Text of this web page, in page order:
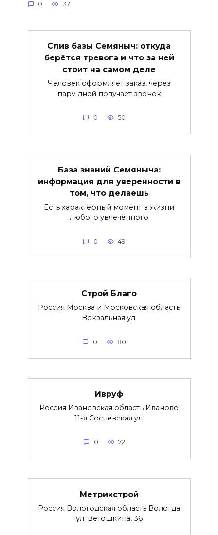
0 37
Слив базы Семяныч: откуда
берётся тревога и что за ней
стоит на самом деле
Человек оформляет заказ, через
пару дней получает звонок
0 50
База знаний Семяныча:
информация для уверенности в
том, что делаешь
Есть характерный момент в жизни
любого увлечённого
0 49
Строй Благо
Россия Москва и Московская область
Вокзальная ул.
0 80
Ивруф
Россия Ивановская область Иваново
11-я Сосневская ул.
0 72
Метрикстрой
Россия Вологодская область Вологда
ул. Ветошкина, 36